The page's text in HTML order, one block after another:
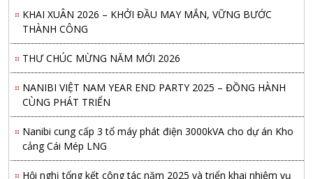
KHAI XUÂN 2026 – KHỞI ĐẦU MAY MẮN, VỮNG BƯỚC
THÀNH CÔNG
THƯ CHÚC MỪNG NĂM MỚI 2026
NANIBI VIỆT NAM YEAR END PARTY 2025 – ĐỒNG HÀNH
CÙNG PHÁT TRIỂN
Nanibi cung cấp 3 tổ máy phát điện 3000kVA cho dự án Kho
cảng Cái Mép LNG
Hội nghị tổng kết công tác năm 2025 và triển khai nhiệm vụ